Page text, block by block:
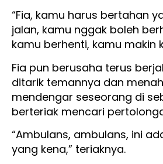
“Fia, kamu harus bertahan
jalan, kamu nggak boleh
kamu berhenti, kamu makin
Fia pun berusaha terus
ditarik temannya dan
mendengar seseorang di
berteriak mencari
“Ambulans, ambulans, ini
yang kena,” teriaknya.